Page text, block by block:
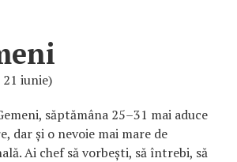
21 iunie)
săptămâna 25–31 mai aduce
dar și o nevoie mai mare de
Ai chef să vorbești, să întrebi, să